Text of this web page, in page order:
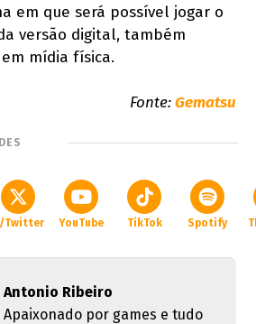
em que será possível jogar o
versão digital, também
mídia física.
Fonte:Gematsu
Twitter YouTube TikTok Spotify
Antonio Ribeiro
Apaixonado por games e tudo